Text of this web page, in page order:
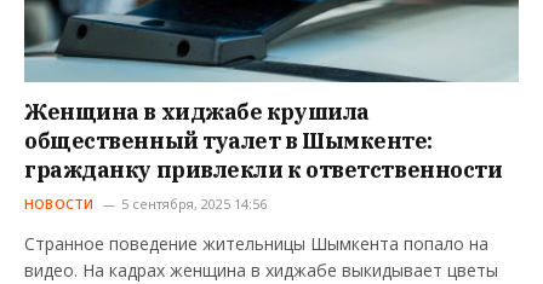
Женщина в хиджабе крушила
общественный туалет в Шымкенте:
гражданку привлекли к ответственности
НОВОСТИ 5 сентября, 2025 14:56
Странное поведение жительницы Шымкента попало на
видео. На кадрах женщина в хиджабе выкидывает цветы